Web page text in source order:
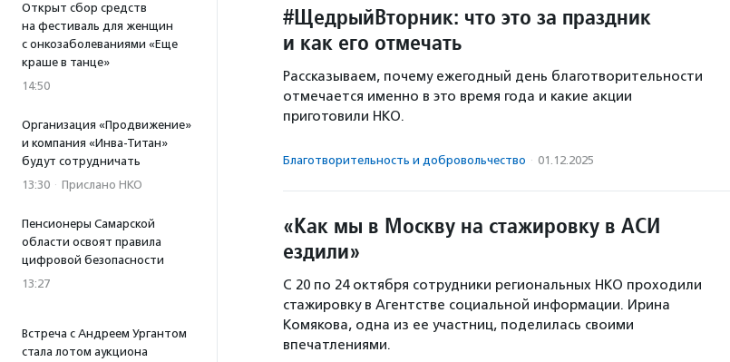
Открыт сбор средств
на фестиваль для женщин
с онкозаболеваниями «Еще
краше в танце»
14:50
Организация «Продвижение»
и компания «Инва-Титан»
будут сотрудничать
13:30 · Прислано НКО
Пенсионеры Самарской
области освоят правила
цифровой безопасности
13:27
Встреча с Андреем Ургантом
стала лотом аукциона
#ЩедрыйВторник: что это за праздник
и как его отмечать
Рассказываем, почему ежегодный день благотворительности
отмечается именно в это время года и какие акции
приготовили НКО.
Благотвори­тель­ность и доброволь­чест­во · 01.12.2025
«Как мы в Москву на стажировку в АСИ
ездили»
С 20 по 24 октября сотрудники региональных НКО проходили
стажировку в Агентстве социальной информации. Ирина
Комякова, одна из ее участниц, поделилась своими
впечатлениями.